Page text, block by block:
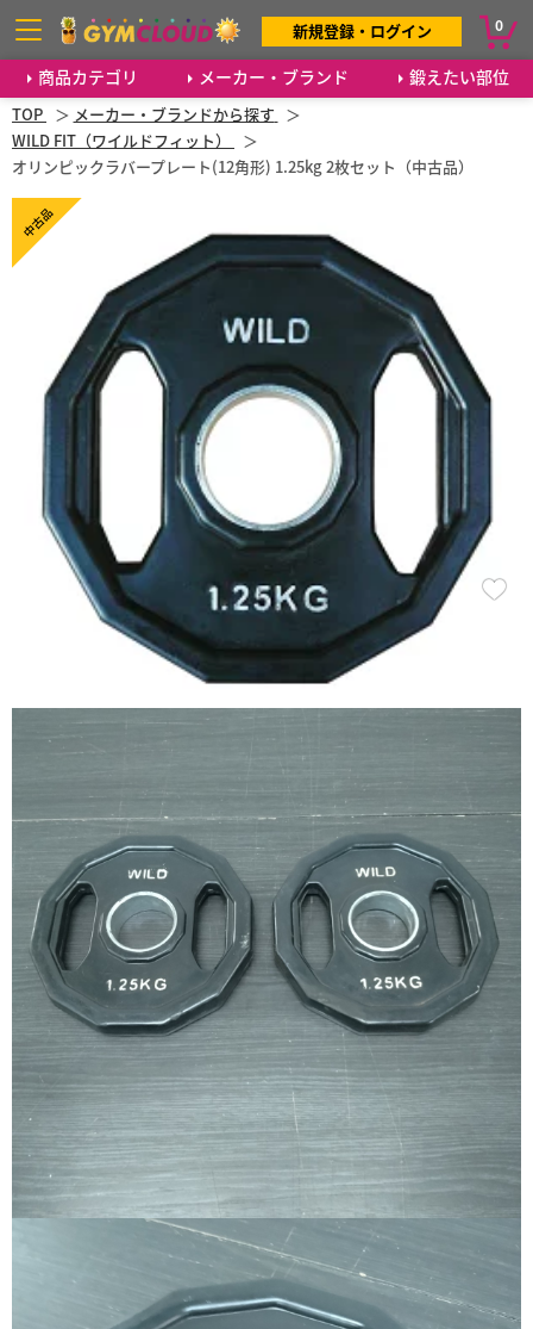
商品カテゴリ メーカー・ブランド 鍛えたい部位
新規登録・ログイン 0
TOP
メーカー・ブランドから探す
WILD FIT（ワイルドフィット）
オリンピックラバープレート(12角形) 1.25kg 2枚セット（中古品）
中古品